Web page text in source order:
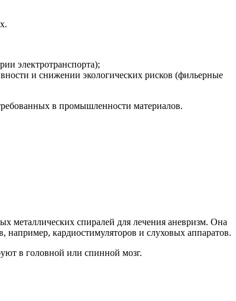
электротранспорта);
и снижении экологических рисков (фильерные
в промышленности материалов.
металлических спиралей для лечения аневризм. Она
например, кардиостимуляторов и слуховых аппаратов.
в головной или спинной мозг.